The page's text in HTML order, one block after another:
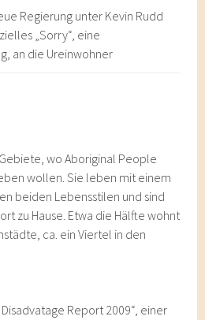
Regierung unter Kevin Rudd
„Sorry“, eine
an die Ureinwohner
wo Aboriginal People
wollen. Sie leben mit einem
beiden Lebensstilen und sind
zu Hause. Etwa die Hälfte wohnt
ca. ein Viertel in den
Report 2009“, einer